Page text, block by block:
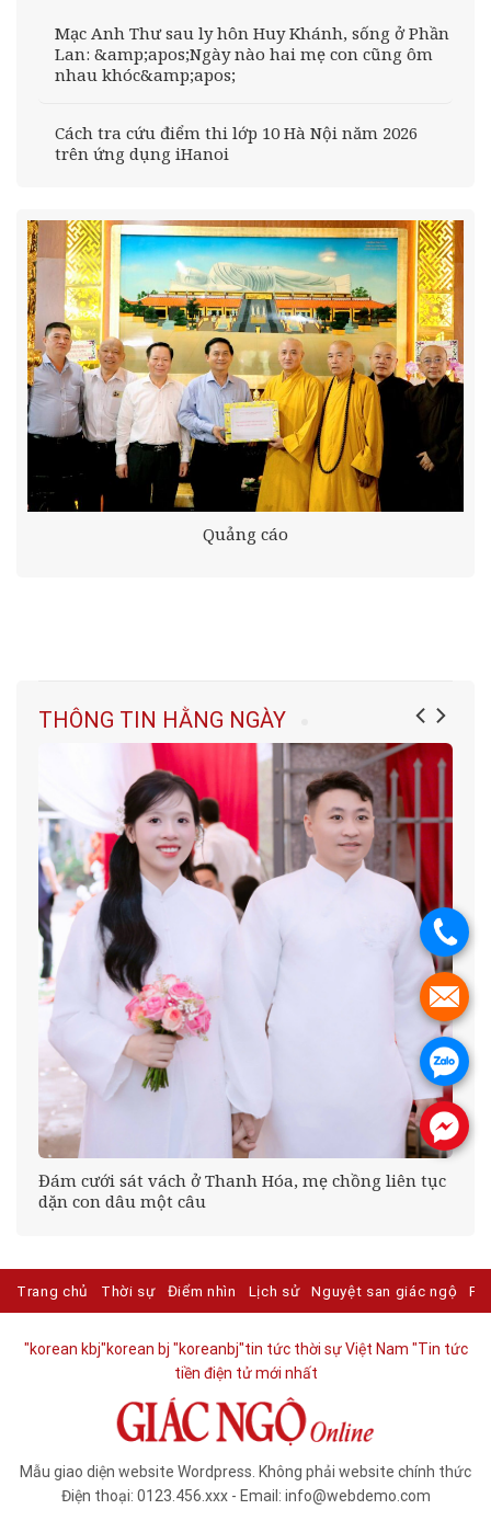
Mạc Anh Thư sau ly hôn Huy Khánh, sống ở Phần
Lan: &amp;apos;Ngày nào hai mẹ con cũng ôm
nhau khóc&amp;apos;
Cách tra cứu điểm thi lớp 10 Hà Nội năm 2026
trên ứng dụng iHanoi
Quảng cáo
THÔNG TIN HẰNG NGÀY
Đám cưới sát vách ở Thanh Hóa, mẹ chồng liên tục
dặn con dâu một câu
Trang chủ Thời sự Điểm nhìn Lịch sử Nguyệt san giác ngộ
"korean kbj​"korean bj "koreanbj​"tin tức thời sự Việt Nam "Tin tức
tiền điện tử mới nhất​
Mẫu giao diện website Wordpress. Không phải website chính thức
Điện thoại: 0123.456.xxx - Email: info@webdemo.com
.
.
.
.